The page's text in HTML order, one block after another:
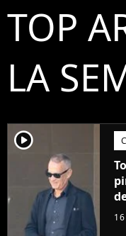
TOP
LA
player2